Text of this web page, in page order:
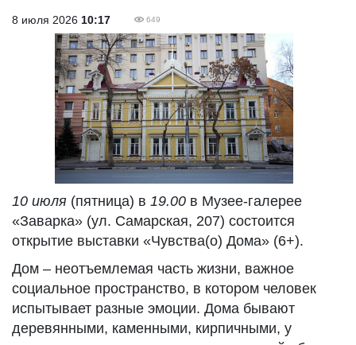
8 июля 2026 10:17 649
10 июля (пятница) в 19.00 в Музее-галерее
«Заварка» (ул. Самарская, 207) состоится
открытие выставки «Чувства(о) Дома» (6+).
Дом – неотъемлемая часть жизни, важное
социальное пространство, в котором человек
испытывает разные эмоции. Дома бывают
деревянными, каменными, кирпичными, у